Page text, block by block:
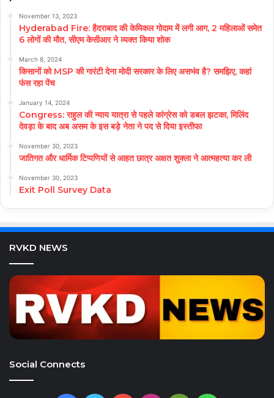
November 13, 2023
Hyderabad Fire: हैदराबाद की केमिकल गोदाम में लगी आग, 2 महिलाओं समेत
6 लोगों की मौत, सीएम केसीआर ने व्यक्त किया शोक
March 8, 2024
किसानों को MSP की गारंटी देना मोदी सरकार के लिए असभंव है? समझिए, कहां
फंस रहा पेंच
January 14, 2024
Congress: राहुल की न्याय यात्रा से पहले कांग्रेस को डबल झटका, मिलिंद
देवड़ा के बाद अब असम के इस बड़े नेता ने पद से दिया इस्तीफा
November 30, 2023
जातिगत और धार्मिक टिप्पणियों से आहत छात्र अक्षत शुक्ला ने आत्महत्या कर ली
November 30, 2023
Exit Poll Survey Data
RVKD NEWS
Social Connects